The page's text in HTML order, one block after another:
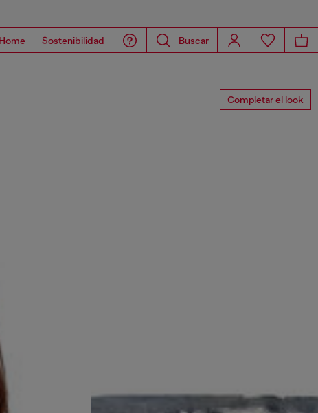
Home Sostenibilidad Buscar
Completar el look